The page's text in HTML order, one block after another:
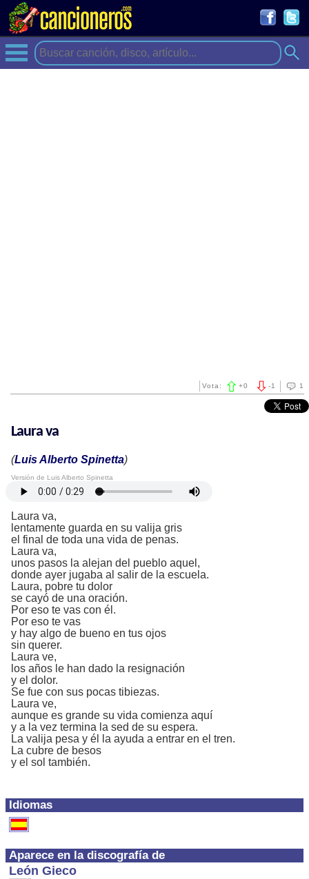
1
-1
Vota: +0
Idiomas
Aparece en la discografía de
León Gieco
Laura va
(Luis Alberto Spinetta)
Versión de Luis Alberto Spinetta
Laura va,
lentamente guarda en su valija gris
el final de toda una vida de penas.
Laura va,
unos pasos la alejan del pueblo aquel,
donde ayer jugaba al salir de la escuela.
Laura, pobre tu dolor
se cayó de una oración.
Por eso te vas con él.
Por eso te vas
y hay algo de bueno en tus ojos
sin querer.
Laura ve,
los años le han dado la resignación
y el dolor.
Se fue con sus pocas tibiezas.
Laura ve,
aunque es grande su vida comienza aquí
y a la vez termina la sed de su espera.
La valija pesa y él la ayuda a entrar en el tren.
La cubre de besos
y el sol también.